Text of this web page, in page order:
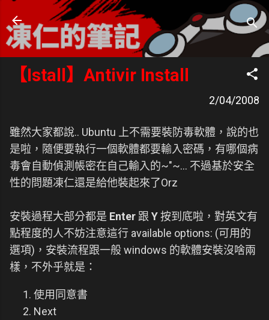
跳到主要內容
凍仁的筆記
- https://note.drx.tw
【Istall】Antivir Install
2/04/2008
雖然大家都說.. Ubuntu 上不需要裝防毒軟體，說的也
是啦，隨便要執行一個軟體都要輸入密碼，有哪個病
毒會自動偵測帳密在自己輸入的~"~... 不過基於安全
性的問題凍仁還是給他裝起來了Orz
安裝過程大部分都是 Enter 跟 Y按到底啦，對英文有
點程度的人不妨注意這行 available options: (可用的
選項)，安裝流程跟一般 windows 的軟體安裝沒啥兩
樣，不外乎就是：
使用同意書
Next